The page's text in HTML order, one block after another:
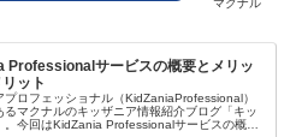
マクナル
Professionalサービスの概要とメリッ
リット
プロフェッショナル（KidZaniaProfessional）
るマクナルのキッザニア情報紹介ブログ「キッ
。今回はKidZania Professionalサービスの概要